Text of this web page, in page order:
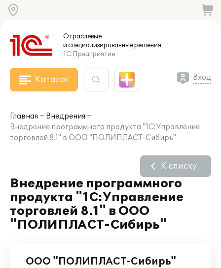
Отраслевые
и специализированныерешения
1С:Предприятие
Каталог Вход
Главная
Внедрения
Внедрение программного продукта "1С:Управление
торговлей 8.1" в ООО "ПОЛИПЛАСТ-Сибирь"
Внедрение программного
продукта "1С:Управление
торговлей 8.1" в ООО
"ПОЛИПЛАСТ-Сибирь"
К списку
ООО "ПОЛИПЛАСТ-Сибирь"